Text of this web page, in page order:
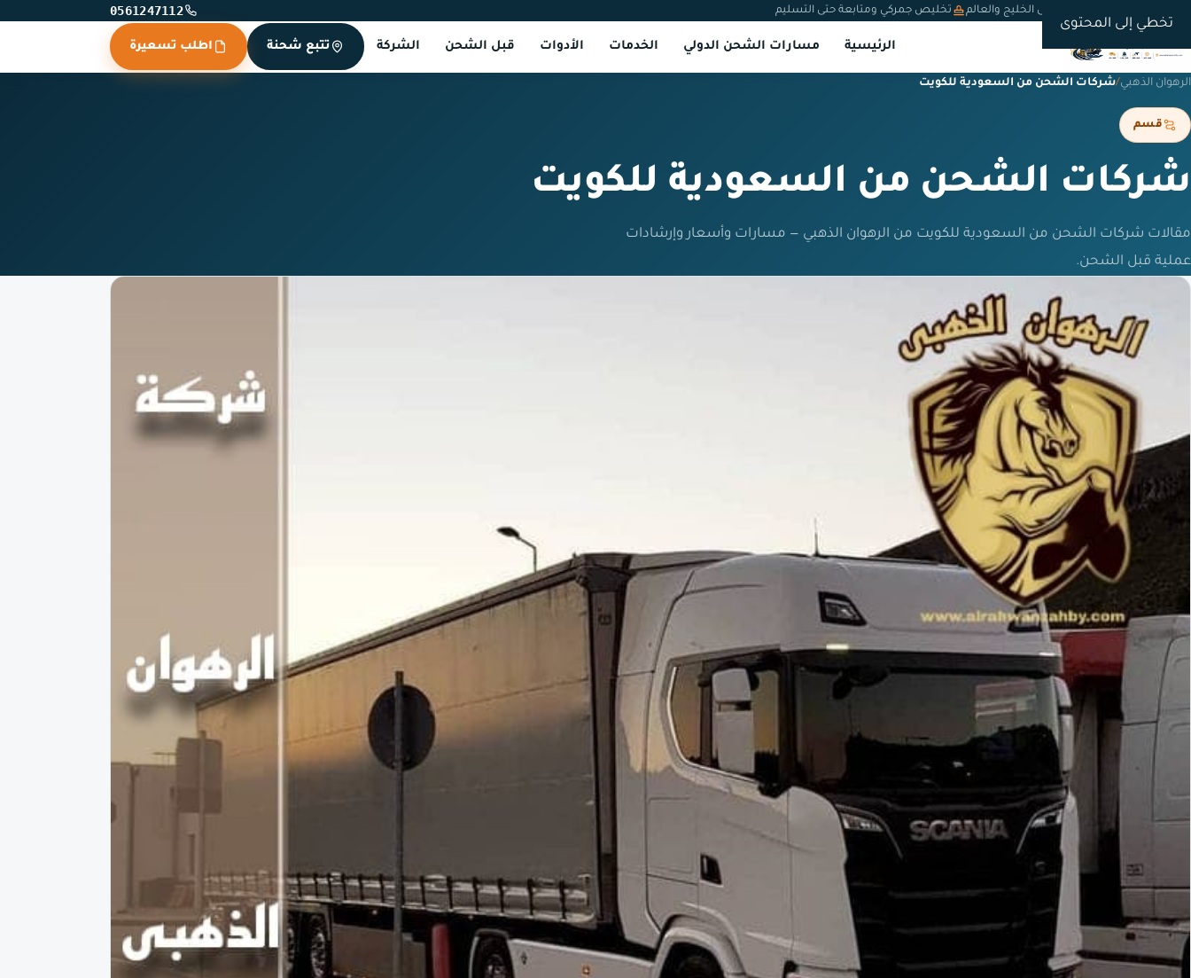
تخطي إلى المحتوى
شحن دولي من السعودية إلى الخليج والعالم تخليص جمركي ومتابعة حتى التسليم 0561247112
الرئيسية مسارات الشحن الدولي الخدمات الأدوات قبل الشحن الشركة تتبع شحنة اطلب تسعيرة
الرهوان الذهبي/شركات الشحن من السعودية للكويت
قسم
شركات الشحن من السعودية للكويت
مقالات شركات الشحن من السعودية للكويت من الرهوان الذهبي — مسارات وأسعار وإرشادات
عملية قبل الشحن.